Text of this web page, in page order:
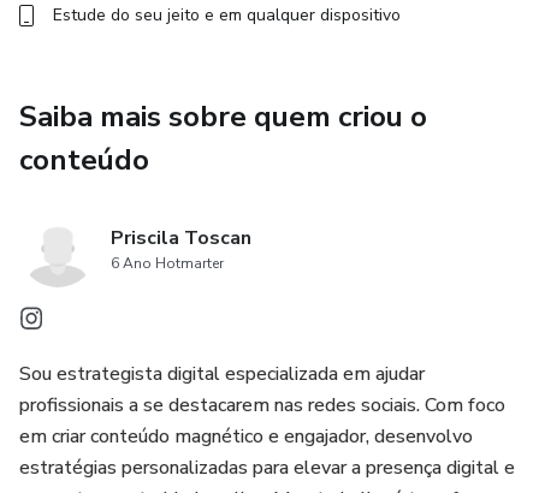
personalizar os reels e postagens no Canva, sem
✅ Acesso Vitalício e Imediato: Você adquire o pacote e
tem acesso contínuo ao conteúdo, podendo revisitar
sempre que precisar.
Estude do seu jeito e em qualquer dispositivo
Saiba mais sobre quem criou o
conteúdo
Priscila Toscan
6 Ano Hotmarter
Sou estrategista digital especializada em ajudar
profissionais a se destacarem nas redes sociais. Com foco
em criar conteúdo magnético e engajador, desenvolvo
estratégias personalizadas para elevar a presença digital e